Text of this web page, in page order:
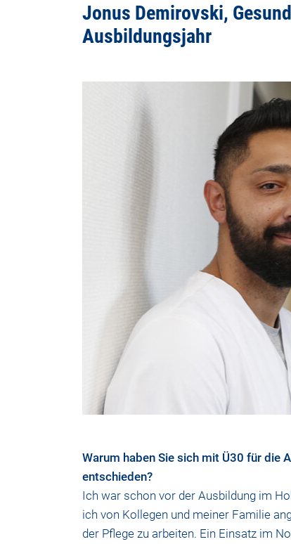
Jonus Demirovski,
Ausbildungsjahr
Warum haben Sie sich mit Ü30 für die
entschieden?
Ich war schon vor der Ausbildung im
ich von Kollegen und meiner Familie
der Pflege zu arbeiten. Ein Einsatz im